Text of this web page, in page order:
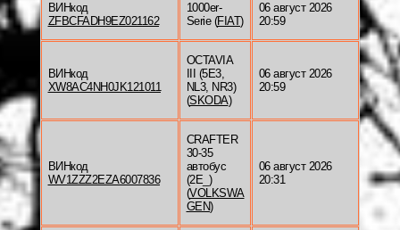
ВИНкод
ZFBCFADH9EZ021162
1000er-
Serie (FIAT)
06 август 2026
20:59
ВИНкод
XW8AC4NH0JK121011
OCTAVIA
III (5E3,
NL3, NR3)
(SKODA)
06 август 2026
20:59
ВИНкод
WV1ZZZ2EZA6007836
CRAFTER
30-35
автобус
(2E_)
(VOLKSWA
GEN)
06 август 2026
20:31